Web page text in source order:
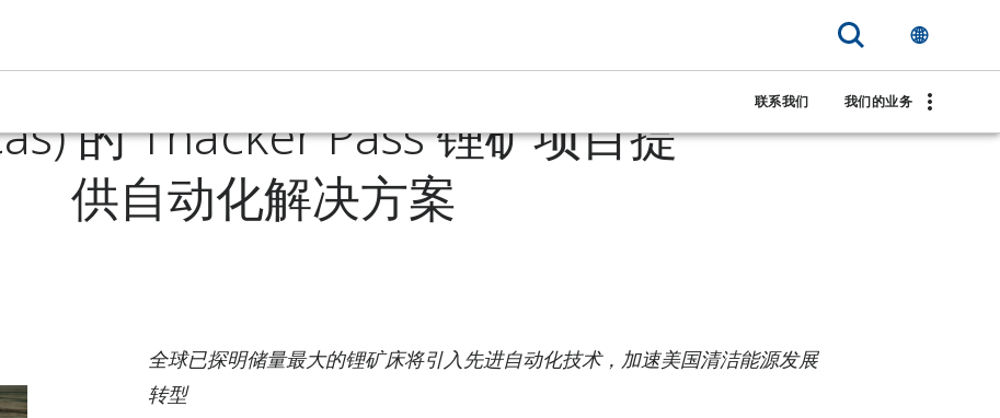
联系我们 我们的业务
生为美洲锂业公司 (Lithium
的 Thacker Pass 锂矿项目提
供自动化解决方案
全球已探明储量最大的锂矿床将引入先进自动化技术，加速美国清洁能源发展
转型